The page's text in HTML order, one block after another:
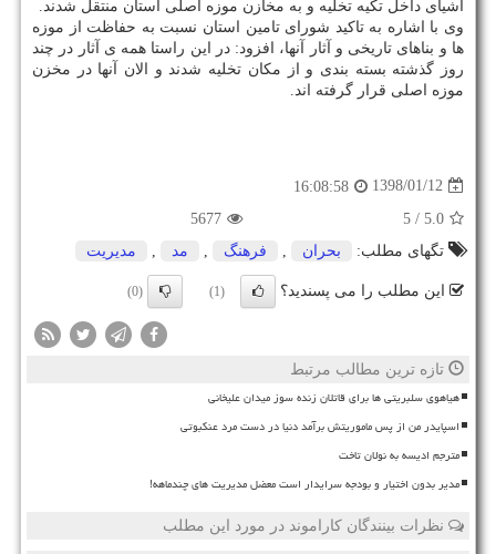
اشیای داخل تكیه تخلیه و به مخازن موزه اصلی استان منتقل شدند.
وی با اشاره به تاكید شورای تامین استان نسبت به حفاظت از موزه
ها و بناهای تاریخی و آثار آنها، افزود: در این راستا همه ی آثار در چند
روز گذشته بسته بندی و از مكان تخلیه شدند و الان آنها در مخزن
موزه اصلی قرار گرفته اند.
1398/01/12
16:08:58
5.0
/ 5
5677
تگهای مطلب:
بحران فرهنگ مد مدیریت
این مطلب را می پسندید؟ (1)
(0)
تازه ترین مطالب مرتبط
هیاهوی سلبریتی ها برای قاتلان زنده سوز میدان علیخانی
اسپایدر من از پس ماموریتش برآمد دنیا در دست مرد عنکبوتی
مترجم ادیسه به نولان تاخت
مدیر بدون اختیار و بودجه سرایدار است معضل مدیریت های چندماهه!
نظرات بینندگان کاراموند در مورد این مطلب